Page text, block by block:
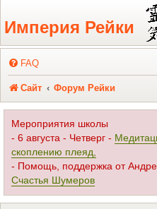
Регистрация
Империя Рейки
FAQ
Сайт Форум Рейки
Мероприятия школы
- 6 августа - Четверг -
скоплению плеяд,
- Помощь, поддержка от
Счастья Шумеров